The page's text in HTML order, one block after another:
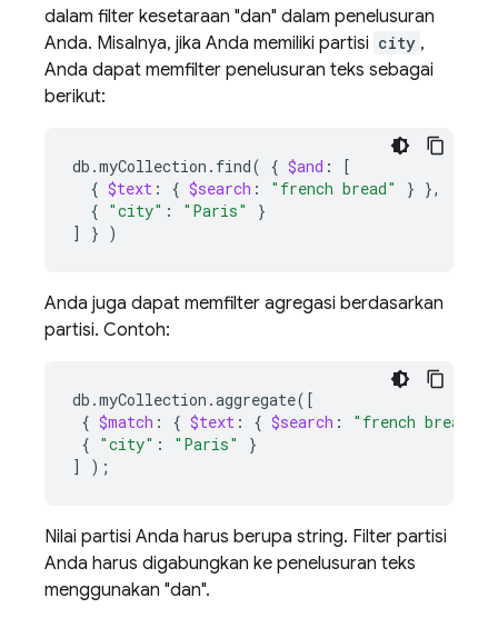
dalam filter kesetaraan "dan" dalam penelusuran
Anda. Misalnya, jika Anda memiliki partisi city ,
Anda dapat memfilter penelusuran teks sebagai
berikut:
db.myCollection.find( { $and :
[
{ $text : { $search : "french bread" } }
{ "city" : "Paris"
}
]
} )
Anda juga dapat memfilter agregasi berdasarkan
partisi. Contoh:
db.myCollection.aggregate([
{ $match : { $text : { $search : "french bread"
{ "city" : "Paris"
}
]
) ;
Nilai partisi Anda harus berupa string. Filter partisi
Anda harus digabungkan ke penelusuran teks
menggunakan "dan".